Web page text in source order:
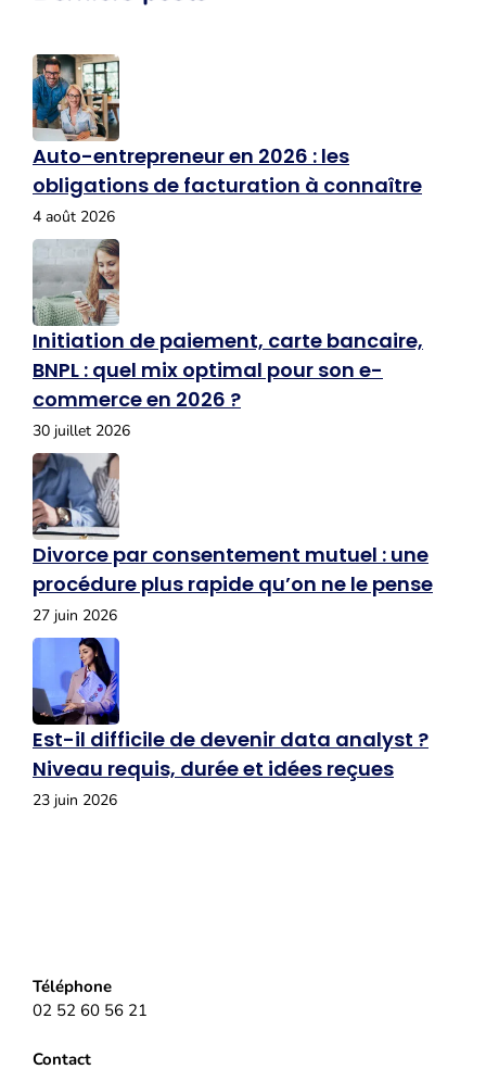
Auto-entrepreneur en 2026 : les
obligations de facturation à connaître
4 août 2026
Initiation de paiement, carte bancaire,
BNPL : quel mix optimal pour son e-
commerce en 2026 ?
30 juillet 2026
Divorce par consentement mutuel : une
procédure plus rapide qu’on ne le pense
27 juin 2026
Est-il difficile de devenir data analyst ?
Niveau requis, durée et idées reçues
23 juin 2026
Téléphone
02 52 60 56 21
Contact